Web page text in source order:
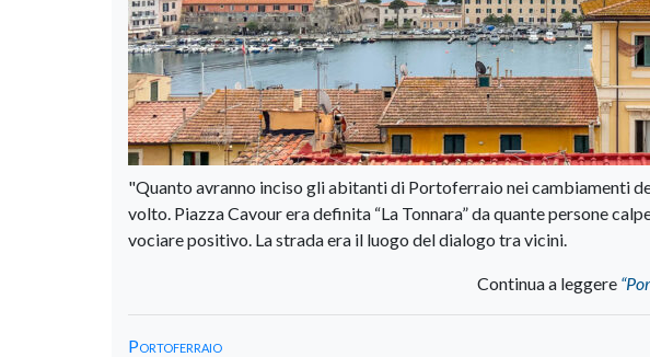
"Quanto avranno inciso gli abitanti di Portoferraio nei cambiamenti
volto. Piazza Cavour era definita “La Tonnara” da quante persone
vociare positivo. La strada era il luogo del dialogo tra vicini.
Continua a leggere
Portoferraio